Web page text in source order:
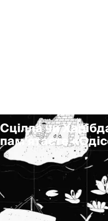
Сцілла чи
пам'ятаєте